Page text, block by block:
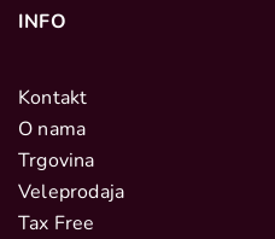
INFO
Kontakt
O nama
Trgovina
Veleprodaja
Tax Free